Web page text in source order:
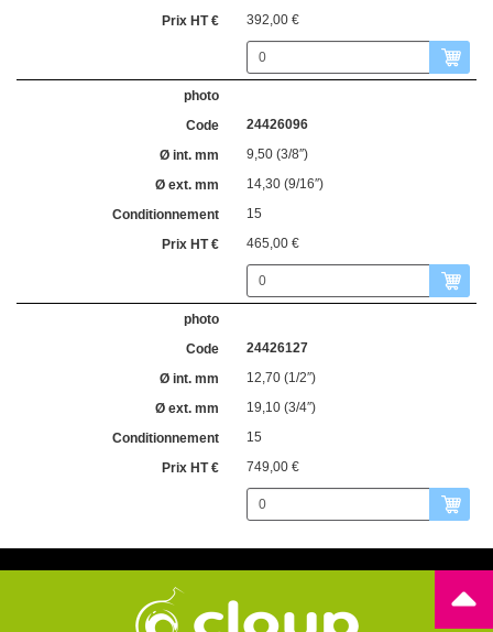
392,00 €
24426096
9,50 (3/8″)
14,30 (9/16″)
15
465,00 €
24426127
12,70 (1/2″)
19,10 (3/4″)
15
749,00 €